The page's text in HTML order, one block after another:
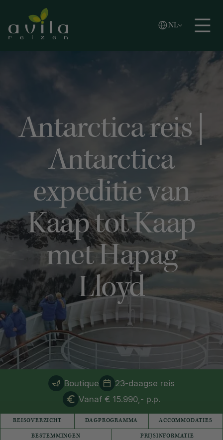
Zoeken
NL
Vlaams
English
Antarctica reis |
Antarctica
expeditie van
Kaap tot Kaap
met Hapag
Lloyd
Boutique
23-daagse reis
Vanaf € 15.990,- p.p.
REISOVERZICHT DAGPROGRAMMA ACCOMMODATIES
BESTEMMINGEN PRIJSINFORMATIE